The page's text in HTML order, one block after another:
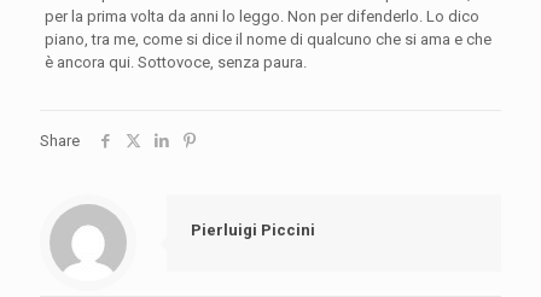
per la prima volta da anni lo leggo. Non per difenderlo. Lo dico
piano, tra me, come si dice il nome di qualcuno che si ama e che
è ancora qui. Sottovoce, senza paura.
Share
Pierluigi Piccini